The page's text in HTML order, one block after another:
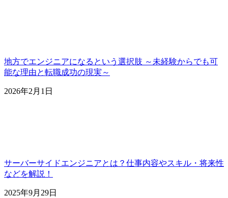
地方でエンジニアになるという選択肢 ～未経験からでも可
能な理由と転職成功の現実～
2026年2月1日
サーバーサイドエンジニアとは？仕事内容やスキル・将来性
などを解説！
2025年9月29日